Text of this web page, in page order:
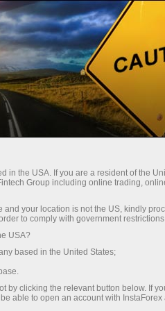
انسٹا
مارکیٹ میں
کمیشنز، اور
کے
in the USA. If you are a resident of the
Group including online trading,
your location is not the US, kindly
to comply with government
USA?
based in the United States;
by clicking the relevant button below. If
able to open an account with InstaForex